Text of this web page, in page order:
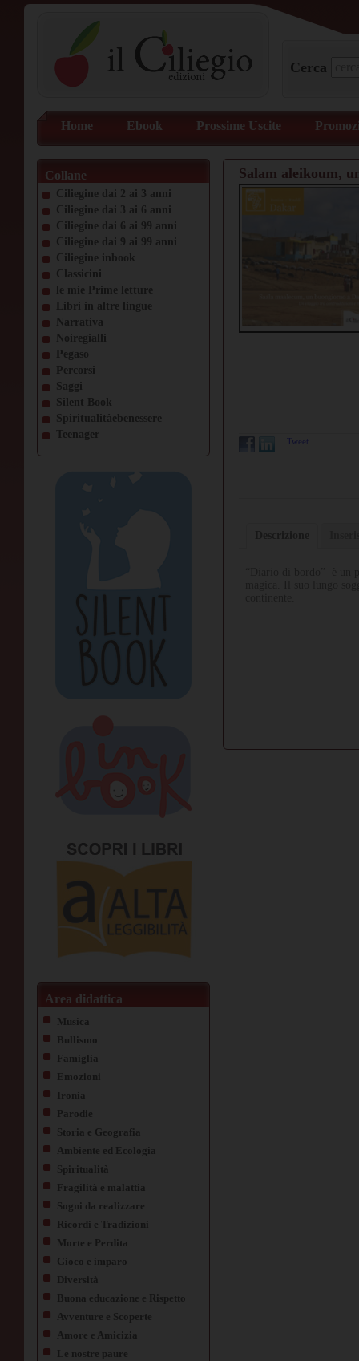
Cerca
Home Ebook Prossime Uscite
Collane
Ciliegine dai 2 ai 3 anni
Ciliegine dai 3 ai 6 anni
Ciliegine dai 6 ai 99 anni
Ciliegine dai 9 ai 99 anni
Ciliegine inbook
Classicini
le mie Prime letture
Libri in altre lingue
Narrativa
Noiregialli
Pegaso
Percorsi
Saggi
Silent Book
Spiritualitàebenessere
Teenager
Area didattica
Musica
Bullismo
Famiglia
Emozioni
Ironia
Parodie
Storia e Geografia
Ambiente ed Ecologia
Spiritualità
Fragilità e malattia
Sogni da realizzare
Ricordi e Tradizioni
Morte e Perdita
Gioco e imparo
Diversità
Buona educazione e Rispetto
Avventure e Scoperte
Amore e Amicizia
Le nostre paure
Salam aleikoum,
Tweet